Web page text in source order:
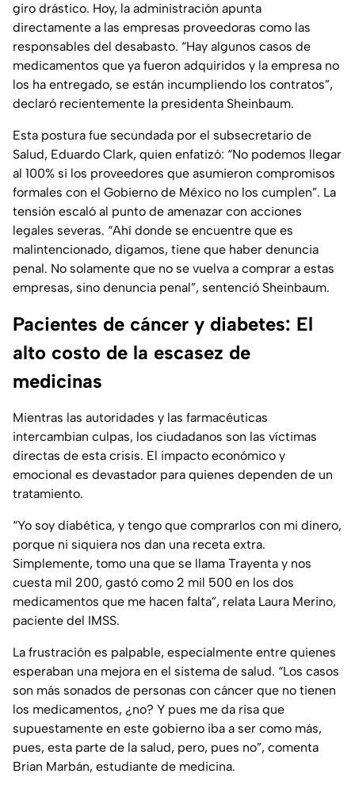
giro drástico. Hoy, la administración apunta
directamente a las empresas proveedoras como las
responsables del desabasto. “Hay algunos casos de
medicamentos que ya fueron adquiridos y la empresa no
los ha entregado, se están incumpliendo los contratos”,
declaró recientemente la presidenta Sheinbaum.
Esta postura fue secundada por el subsecretario de
Salud, Eduardo Clark, quien enfatizó: “No podemos llegar
al 100% si los proveedores que asumieron compromisos
formales con el Gobierno de México no los cumplen”. La
tensión escaló al punto de amenazar con acciones
legales severas. “Ahí donde se encuentre que es
malintencionado, digamos, tiene que haber denuncia
penal. No solamente que no se vuelva a comprar a estas
empresas, sino denuncia penal”, sentenció Sheinbaum.
Pacientes de cáncer y diabetes: El
alto costo de la escasez de
medicinas
Mientras las autoridades y las farmacéuticas
intercambian culpas, los ciudadanos son las víctimas
directas de esta crisis. El impacto económico y
emocional es devastador para quienes dependen de un
tratamiento.
“Yo soy diabética, y tengo que comprarlos con mi dinero,
porque ni siquiera nos dan una receta extra.
Simplemente, tomo una que se llama Trayenta y nos
cuesta mil 200, gastó como 2 mil 500 en los dos
medicamentos que me hacen falta”, relata Laura Merino,
paciente del IMSS.
La frustración es palpable, especialmente entre quienes
esperaban una mejora en el sistema de salud. “Los casos
son más sonados de personas con cáncer que no tienen
los medicamentos, ¿no? Y pues me da risa que
supuestamente en este gobierno iba a ser como más,
pues, esta parte de la salud, pero, pues no”, comenta
Brian Marbán, estudiante de medicina.